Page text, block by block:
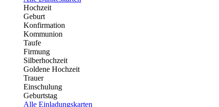
Hochzeit
Geburt
Konfirmation
Kommunion
Taufe
Firmung
Silberhochzeit
Goldene Hochzeit
Trauer
Einschulung
Geburtstag
Alle Einladungskarten